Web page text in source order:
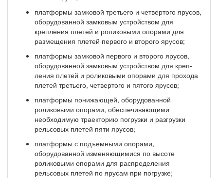
платформы замковой третьего и четвертого ярусов,
оборудованной замковым устройством для
крепления плетей и роликовыми опорами для
размещения плетей первого и второго ярусов;
платформы замковой первого и второго ярусов,
оборудованной замковым устройством для креп­
ления плетей и роликовыми опорами для прохода
плетей третьего, четвертого и пятого ярусов;
платформы понижающей, оборудованной
роликовыми опорами, обеспечивающими
необходи­мую траекторию погрузки и разгрузки
рельсовых плетей пяти ярусов;
платформы с подъемными опорами,
оборудованной изменяющимися по высоте
роликовыми опорами для распределения
рельсовых плетей по ярусам при погрузке;